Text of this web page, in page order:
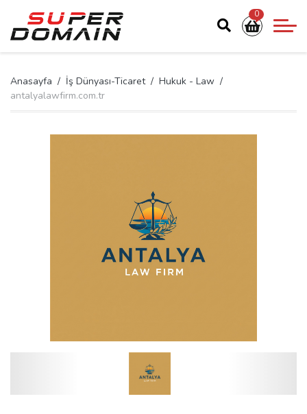
0
Anasayfa İş Dünyası-Ticaret
Hukuk - Law
antalyalawfirm.com.tr